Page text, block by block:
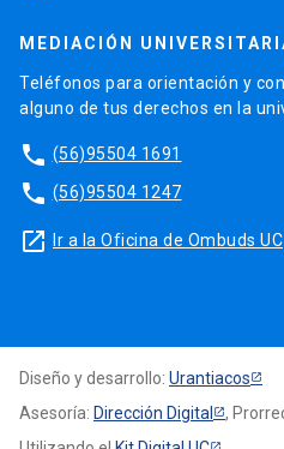
MEDIACIÓN
Teléfonos para orientación y
alguno de tus derechos en la
phone (56)95504 1691
phone (56)95504 1247
launch Ir a la Oficina de Ombuds UC
Diseño y desarrollo: Urantiacos
Asesoría: Dirección Digital
,